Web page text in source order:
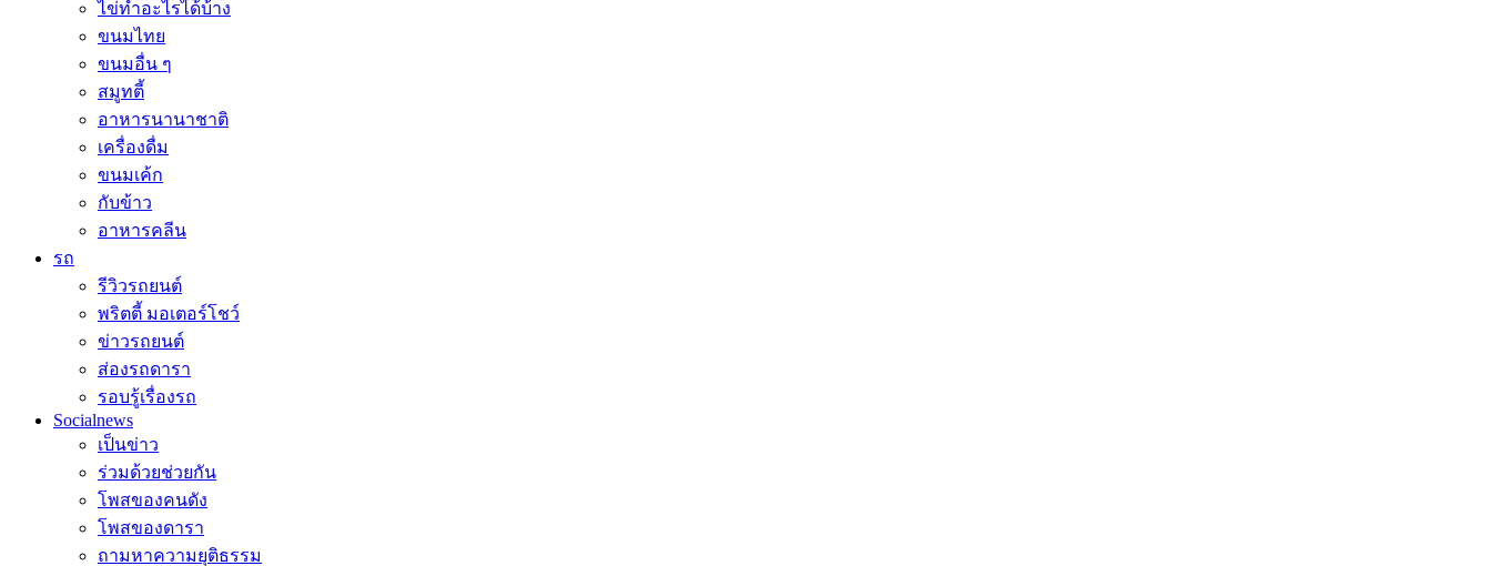
ไข่ทำอะไรได้บ้าง
ขนมไทย
ขนมอื่น ๆ
สมูทตี้
อาหารนานาชาติ
เครื่องดื่ม
ขนมเค้ก
กับข้าว
อาหารคลีน
รถ
รีวิวรถยนต์
พริตตี้ มอเตอร์โชว์
ข่าวรถยนต์
ส่องรถดารา
รอบรู้เรื่องรถ
Socialnews
เป็นข่าว
ร่วมด้วยช่วยกัน
โพสของคนดัง
โพสของดารา
ถามหาความยุติธรรม